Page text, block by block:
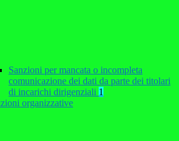
Sanzioni per mancata o incompleta
comunicazione dei dati da parte dei titolari
di incarichi dirigenziali 1
organizzative